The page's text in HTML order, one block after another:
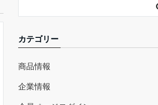
カテゴリー
商品情報
企業情報